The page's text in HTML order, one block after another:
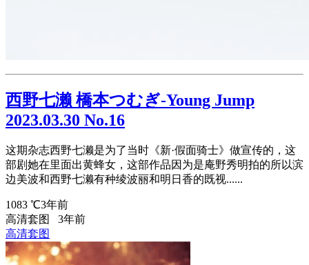
西野七濑 橋本つむぎ-Young Jump
2023.03.30 No.16
这期杂志西野七濑是为了当时《新·假面骑士》做宣传的，这
部剧她在里面出黄蜂女，这部作品因为是庵野秀明拍的所以滨
边美波和西野七濑有种绫波丽和明日香的既视......
1083 ℃3年前
高清套图
3年前
高清套图